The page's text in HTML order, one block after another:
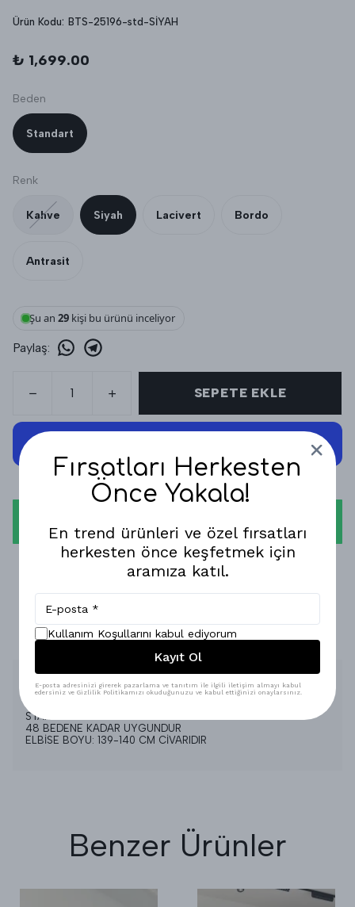
Ürün Kodu: BTS-25196-std-SİYAH
₺ 1,699.00
Beden
Standart
Renk
Kahve Siyah Lacivert Bordo
Antrasit
Şu an 29kişi bu ürünü inceliyor
Paylaş:
SEPETE EKLE
1-3 İŞ GÜNÜNDE KARGODA!
%100 MEMNUNİYET GARANTİSİ!
PAMUK MERSERİZE
STANDART BEDENLİ
48 BEDENE KADAR UYGUNDUR
ELBİSE BOYU: 139-140 CM CİVARIDIR
Benzer Ürünler
Fırsatları Herkesten
Önce Yakala!
En trend ürünleri ve özel fırsatları
herkesten önce keşfetmek için
aramıza katıl.
Kullanım Koşullarını kabul ediyorum
Kayıt Ol
E-posta adresinizi girerek pazarlama ve tanıtım ile ilgili iletişim almayı kabul
edersiniz ve Gizlilik Politikamızı okuduğunuzu ve kabul ettiğinizi onaylarsınız.